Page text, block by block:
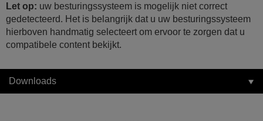
Let op: uw besturingssysteem is mogelijk niet correct
gedetecteerd. Het is belangrijk dat u uw besturingssysteem
hierboven handmatig selecteert om ervoor te zorgen dat u
compatibele content bekijkt.
Downloads